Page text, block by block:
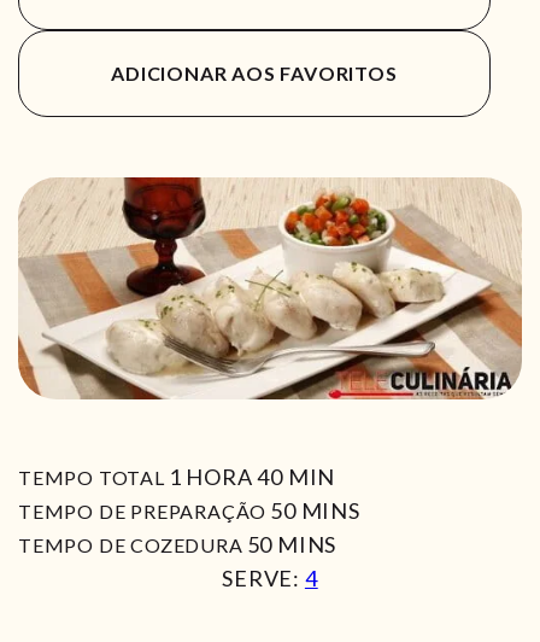
ADICIONAR AOS FAVORITOS
TEMPO TOTAL 1 HORA
HORA 40MIN
MIN
TEMPO DE PREPARAÇÃO 50MIN
MINS
TEMPO DE COZEDURA 50MIN
MINS
SERVE: 4